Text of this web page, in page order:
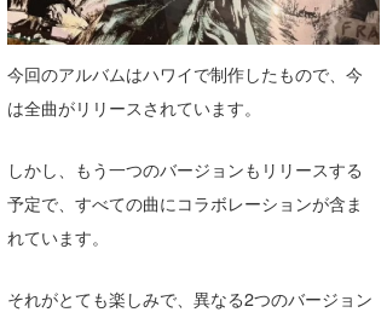
今回のアルバムはハワイで制作したもので、今
は全曲がリリースされています。
しかし、もう一つのバージョンもリリースする
予定で、すべての曲にコラボレーションが含ま
れています。
それがとても楽しみで、異なる2つのバージョン